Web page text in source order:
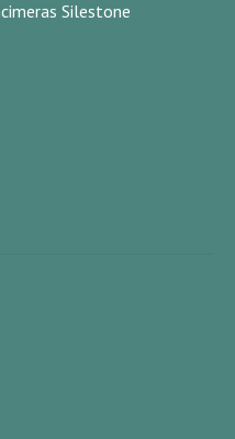
Silestone